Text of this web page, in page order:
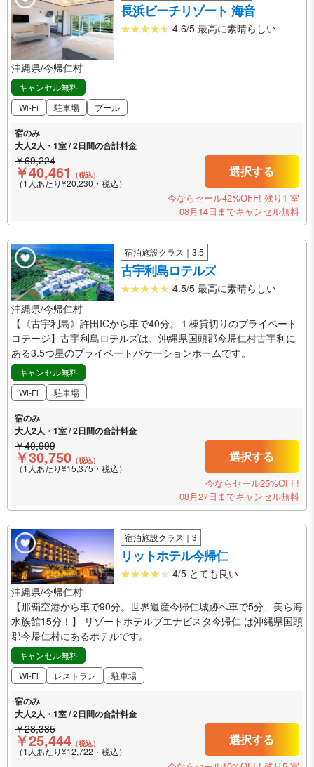
長浜ビーチリゾート 海音
4.6/5 最高に素晴らしい
沖縄県/今帰仁村
キャンセル無料
Wi-Fi
駐車場 プール
宿のみ
大人2人・1室 / 2日間の合計料金
￥69,224
￥40,461 （税込）
（1人あたり¥20,230・税込）
選択する
今ならセール42%OFF! 残り1 室
08月14日までキャンセル無料
宿泊施設クラス｜3.5
古宇利島ロテルズ
4.5/5 最高に素晴らしい
沖縄県/今帰仁村
【《古宇利島》許田ICから車で40分。１棟貸切りのプライベート
コテージ】古宇利島ロテルズは、沖縄県国頭郡今帰仁村古宇利に
ある3.5つ星のプライベートバケーションホームです。
キャンセル無料
Wi-Fi
駐車場
宿のみ
大人2人・1室 / 2日間の合計料金
￥40,999
￥30,750 （税込）
（1人あたり¥15,375・税込）
選択する
今ならセール25%OFF!
08月27日までキャンセル無料
宿泊施設クラス｜3
リットホテル今帰仁
4/5 とても良い
沖縄県/今帰仁村
【那覇空港から車で90分。世界遺産今帰仁城跡へ車で5分、美ら海
水族館15分！】 リゾートホテルブエナビスタ今帰仁 は沖縄県国頭
郡今帰仁村にあるホテルです。
キャンセル無料
Wi-Fi
レストラン 駐車場
宿のみ
大人2人・1室 / 2日間の合計料金
￥28,335
￥25,444 （税込）
（1人あたり¥12,722・税込）
選択する